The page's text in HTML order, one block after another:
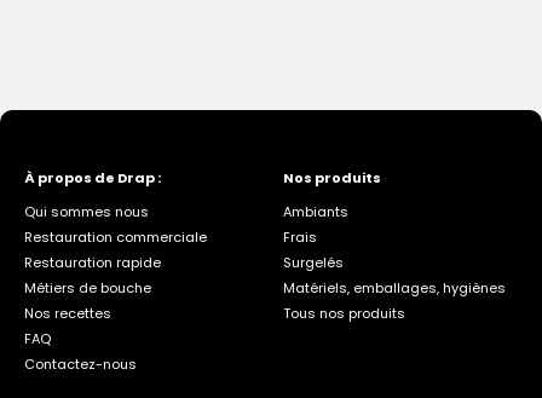
À propos de Drap :
Qui sommes nous
Restauration commerciale
Restauration rapide
Métiers de bouche
Nos recettes
FAQ
Contactez-nous
Nos produits
Ambiants
Frais
Surgelés
Matériels, emballages, hygiènes
Tous nos produits